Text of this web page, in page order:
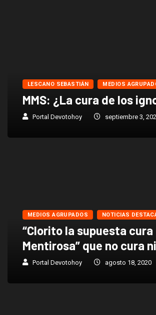
LESCANO SEBASTIÁN MEDIOS
MMS: ¿La cura de los
Portal Devotohoy septiembre 3,
MEDIOS AGRUPADOS NOTICIAS
“Clorito la supuesta cura
Mentirosa” que no cura
Portal Devotohoy agosto 18, 2020